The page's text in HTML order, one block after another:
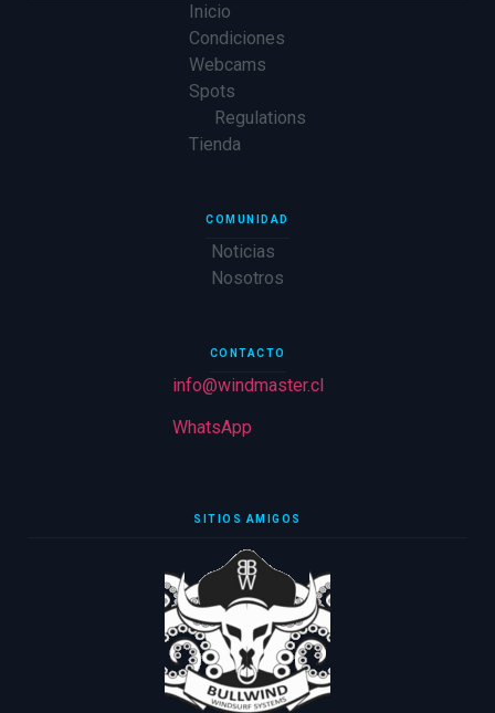
Inicio
Condiciones
Webcams
Spots
Regulations
Tienda
COMUNIDAD
Noticias
Nosotros
CONTACTO
info@windmaster.cl
WhatsApp
SITIOS AMIGOS